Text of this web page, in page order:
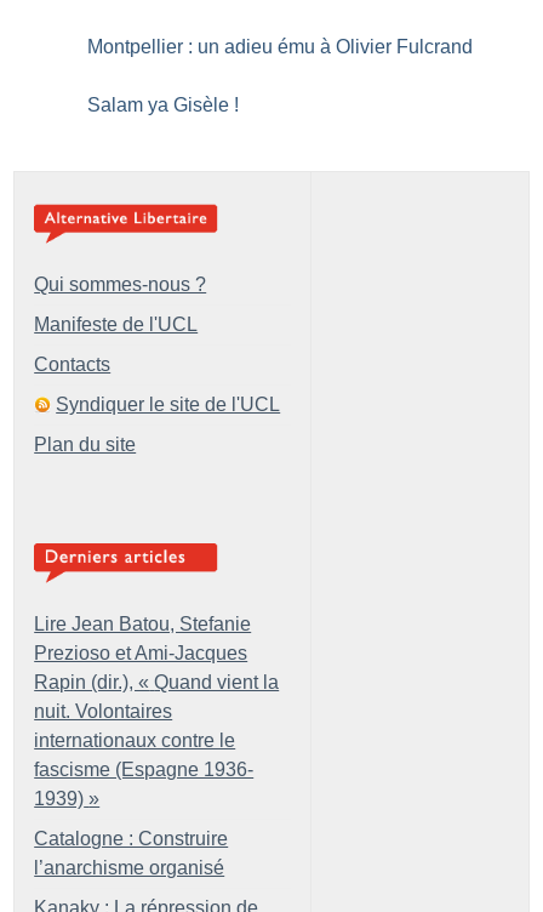
Montpellier : un adieu ému à Olivier Fulcrand
Salam ya Gisèle !
Qui sommes-nous ?
Manifeste de l'UCL
Contacts
Syndiquer le site de l'UCL
Plan du site
Lire Jean Batou, Stefanie
Prezioso et Ami-Jacques
Rapin (dir.), « Quand vient la
nuit. Volontaires
internationaux contre le
fascisme (Espagne 1936-
1939) »
Catalogne : Construire
l’anarchisme organisé